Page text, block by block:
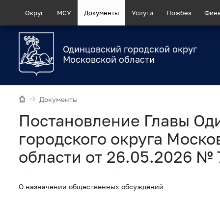
Округ МСУ Документы Услуги Пожбез
Одинцовский городской округ
Московской области
Документы
Постановление Главы
городского округа
области от 26.05.2026 №
О назначении общественных обсуждений